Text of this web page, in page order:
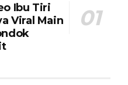
Ibu Tiri
Viral Main